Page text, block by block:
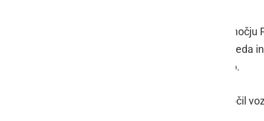
V zadnjih 24 urah so policisti na
kaznivi dejanji, eno kršitev javnega reda
nedovoljenem vstopu v našo državo.
V prometni nesreči, katero je povzročil